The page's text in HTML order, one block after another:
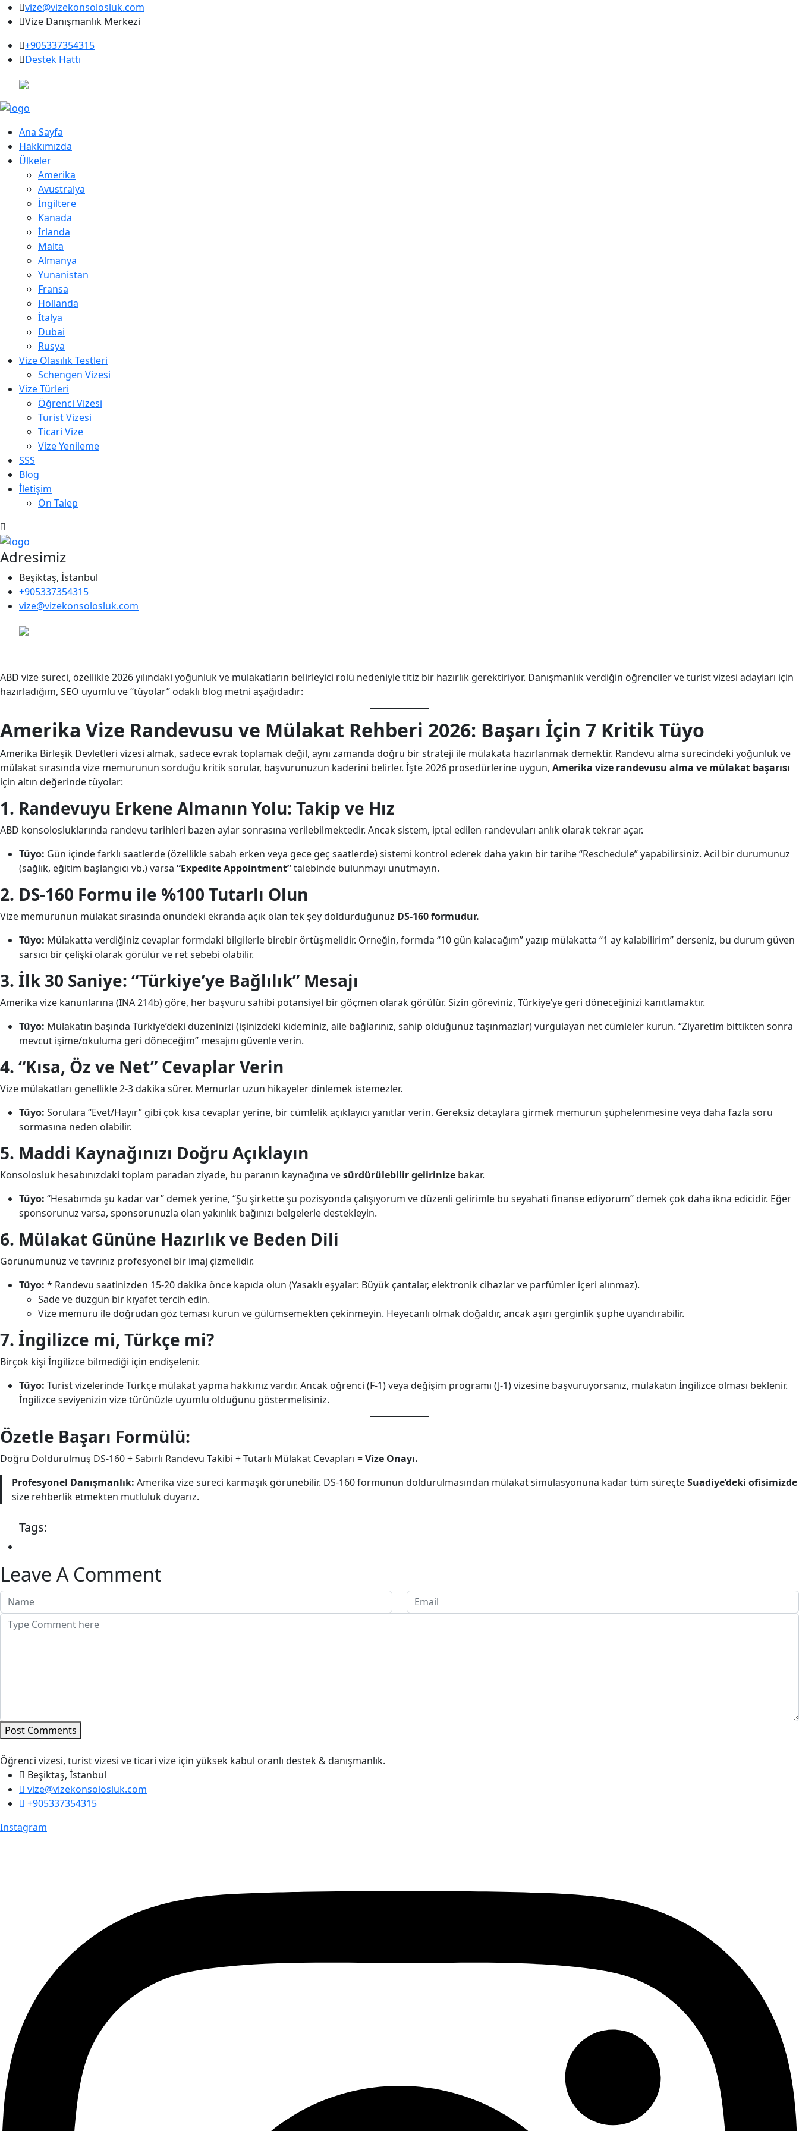
vize@vizekonsolosluk.com
Vize Danışmanlık Merkezi
+905337354315
Destek Hattı
Ana Sayfa
Hakkımızda
Ülkeler
Amerika
Avustralya
İngiltere
Kanada
İrlanda
Malta
Almanya
Yunanistan
Fransa
Hollanda
İtalya
Dubai
Rusya
Vize Olasılık Testleri
Schengen Vizesi
Vize Türleri
Öğrenci Vizesi
Turist Vizesi
Ticari Vize
Vize Yenileme
SSS
Blog
İletişim
Ön Talep
Adresimiz
Beşiktaş, İstanbul
+905337354315
vize@vizekonsolosluk.com
ABD vize süreci, özellikle 2026 yılındaki yoğunluk ve mülakatların belirleyici rolü nedeniyle titiz bir hazırlık gerektiriyor. Danışmanlık verdiğin öğrenciler ve turist vizesi adayları için
hazırladığım, SEO uyumlu ve “tüyolar” odaklı blog metni aşağıdadır:
Amerika Vize Randevusu ve Mülakat Rehberi 2026: Başarı İçin 7 Kritik Tüyo
Amerika Birleşik Devletleri vizesi almak, sadece evrak toplamak değil, aynı zamanda doğru bir strateji ile mülakata hazırlanmak demektir. Randevu alma sürecindeki yoğunluk ve
mülakat sırasında vize memurunun sorduğu kritik sorular, başvurunuzun kaderini belirler. İşte 2026 prosedürlerine uygun, Amerika vize randevusu alma ve mülakat başarısı
için altın değerinde tüyolar:
1. Randevuyu Erkene Almanın Yolu: Takip ve Hız
ABD konsolosluklarında randevu tarihleri bazen aylar sonrasına verilebilmektedir. Ancak sistem, iptal edilen randevuları anlık olarak tekrar açar.
Tüyo: Gün içinde farklı saatlerde (özellikle sabah erken veya gece geç saatlerde) sistemi kontrol ederek daha yakın bir tarihe “Reschedule” yapabilirsiniz. Acil bir durumunuz
(sağlık, eğitim başlangıcı vb.) varsa “Expedite Appointment”talebinde bulunmayı unutmayın.
2. DS-160 Formu ile %100 Tutarlı Olun
Vize memurunun mülakat sırasında önündeki ekranda açık olan tek şey doldurduğunuz DS-160 formudur.
Tüyo: Mülakatta verdiğiniz cevaplar formdaki bilgilerle birebir örtüşmelidir. Örneğin, formda “10 gün kalacağım” yazıp mülakatta “1 ay kalabilirim” derseniz, bu durum güven
sarsıcı bir çelişki olarak görülür ve ret sebebi olabilir.
3. İlk 30 Saniye: “Türkiye’ye Bağlılık” Mesajı
Amerika vize kanunlarına (INA 214b) göre, her başvuru sahibi potansiyel bir göçmen olarak görülür. Sizin göreviniz, Türkiye’ye geri döneceğinizi kanıtlamaktır.
Tüyo: Mülakatın başında Türkiye’deki düzeninizi (işinizdeki kıdeminiz, aile bağlarınız, sahip olduğunuz taşınmazlar) vurgulayan net cümleler kurun. “Ziyaretim bittikten sonra
mevcut işime/okuluma geri döneceğim” mesajını güvenle verin.
4. “Kısa, Öz ve Net” Cevaplar Verin
Vize mülakatları genellikle 2-3 dakika sürer. Memurlar uzun hikayeler dinlemek istemezler.
Tüyo: Sorulara “Evet/Hayır” gibi çok kısa cevaplar yerine, bir cümlelik açıklayıcı yanıtlar verin. Gereksiz detaylara girmek memurun şüphelenmesine veya daha fazla soru
sormasına neden olabilir.
5. Maddi Kaynağınızı Doğru Açıklayın
Konsolosluk hesabınızdaki toplam paradan ziyade, bu paranın kaynağına vesürdürülebilir gelirinize bakar.
Tüyo: “Hesabımda şu kadar var” demek yerine, “Şu şirkette şu pozisyonda çalışıyorum ve düzenli gelirimle bu seyahati finanse ediyorum” demek çok daha ikna edicidir. Eğer
sponsorunuz varsa, sponsorunuzla olan yakınlık bağınızı belgelerle destekleyin.
6. Mülakat Gününe Hazırlık ve Beden Dili
Görünümünüz ve tavrınız profesyonel bir imaj çizmelidir.
Tüyo: * Randevu saatinizden 15-20 dakika önce kapıda olun (Yasaklı eşyalar: Büyük çantalar, elektronik cihazlar ve parfümler içeri alınmaz).
Sade ve düzgün bir kıyafet tercih edin.
Vize memuru ile doğrudan göz teması kurun ve gülümsemekten çekinmeyin. Heyecanlı olmak doğaldır, ancak aşırı gerginlik şüphe uyandırabilir.
7. İngilizce mi, Türkçe mi?
Birçok kişi İngilizce bilmediği için endişelenir.
Tüyo: Turist vizelerinde Türkçe mülakat yapma hakkınız vardır. Ancak öğrenci (F-1) veya değişim programı (J-1) vizesine başvuruyorsanız, mülakatın İngilizce olması beklenir.
İngilizce seviyenizin vize türünüzle uyumlu olduğunu göstermelisiniz.
Özetle Başarı Formülü:
Doğru Doldurulmuş DS-160 + Sabırlı Randevu Takibi + Tutarlı Mülakat Cevapları =Vize Onayı.
Profesyonel Danışmanlık: Amerika vize süreci karmaşık görünebilir. DS-160 formunun doldurulmasından mülakat simülasyonuna kadar tüm süreçteSuadiye’deki ofisimizde
size rehberlik etmekten mutluluk duyarız.
Tags:
Leave A Comment
Post Comments
Öğrenci vizesi, turist vizesi ve ticari vize için yüksek kabul oranlı destek & danışmanlık.
Beşiktaş, İstanbul
vize@vizekonsolosluk.com
+905337354315
Instagram